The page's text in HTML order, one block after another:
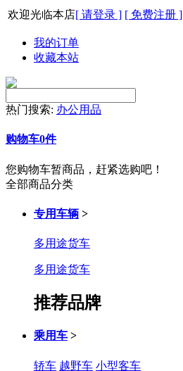
欢迎光临本店[ 请登录 ] [ 免费注册 ]
我的订单
收藏本站
热门搜索: 办公用品
购物车0件
您购物车暂商品，赶紧选购吧！
全部商品分类
专用车辆 >
多用途货车
多用途货车
推荐品牌
乘用车 >
轿车 越野车 小型客车